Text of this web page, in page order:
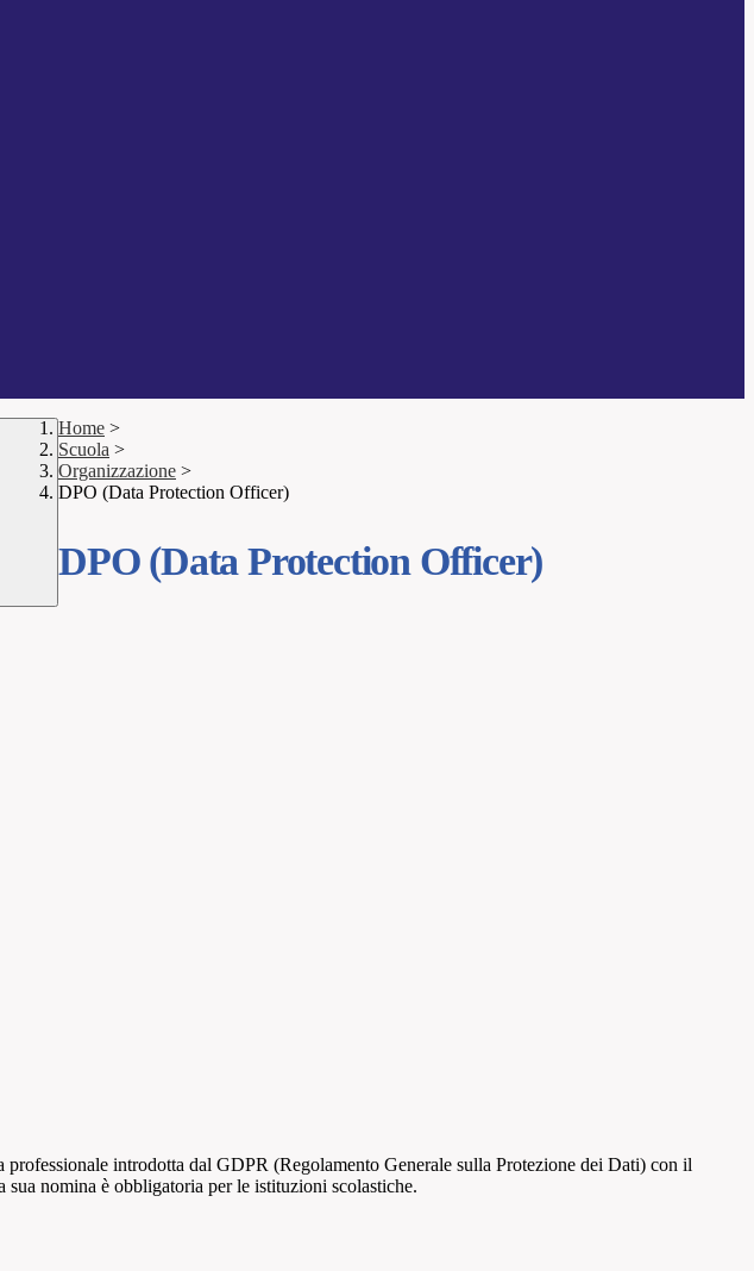
Home >
Scuola >
Organizzazione >
DPO (Data Protection Officer)
DPO (Data Protection Officer)
professionale introdotta dal GDPR (Regolamento Generale sulla Protezione dei Dati) con il
nomina è obbligatoria per le istituzioni scolastiche.